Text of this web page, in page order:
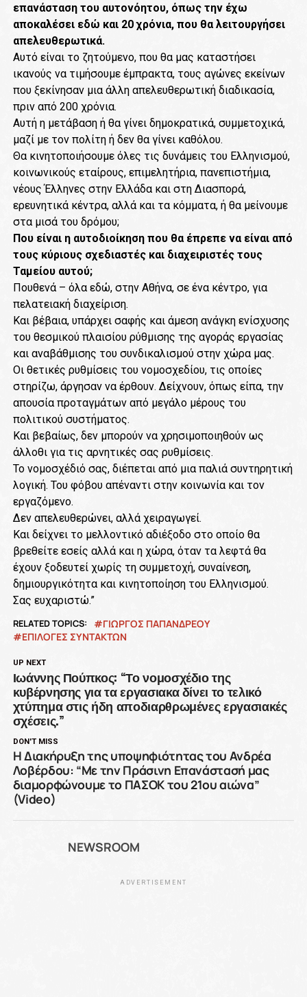
επανάσταση του αυτονόητου, όπως την έχω
αποκαλέσει εδώ και 20 χρόνια, που θα λειτουργήσει
απελευθερωτικά.
Αυτό είναι το ζητούμενο, που θα μας καταστήσει
ικανούς να τιμήσουμε έμπρακτα, τους αγώνες εκείνων
που ξεκίνησαν μια άλλη απελευθερωτική διαδικασία,
πριν από 200 χρόνια.
Αυτή η μετάβαση ή θα γίνει δημοκρατικά, συμμετοχικά,
μαζί με τον πολίτη ή δεν θα γίνει καθόλου.
Θα κινητοποιήσουμε όλες τις δυνάμεις του Ελληνισμού,
κοινωνικούς εταίρους, επιμελητήρια, πανεπιστήμια,
νέους Έλληνες στην Ελλάδα και στη Διασπορά,
ερευνητικά κέντρα, αλλά και τα κόμματα, ή θα μείνουμε
στα μισά του δρόμου;
Που είναι η αυτοδιοίκηση που θα έπρεπε να είναι από
τους κύριους σχεδιαστές και διαχειριστές τους
Ταμείου αυτού;
Πουθενά – όλα εδώ, στην Αθήνα, σε ένα κέντρο, για
πελατειακή διαχείριση.
Και βέβαια, υπάρχει σαφής και άμεση ανάγκη ενίσχυσης
του θεσμικού πλαισίου ρύθμισης της αγοράς εργασίας
και αναβάθμισης του συνδικαλισμού στην χώρα μας.
Οι θετικές ρυθμίσεις του νομοσχεδίου, τις οποίες
στηρίζω, άργησαν να έρθουν. Δείχνουν, όπως είπα, την
απουσία προταγμάτων από μεγάλο μέρους του
πολιτικού συστήματος.
Και βεβαίως, δεν μπορούν να χρησιμοποιηθούν ως
άλλοθι για τις αρνητικές σας ρυθμίσεις.
Το νομοσχέδιό σας, διέπεται από μια παλιά συντηρητική
λογική. Του φόβου απέναντι στην κοινωνία και τον
εργαζόμενο.
Δεν απελευθερώνει, αλλά χειραγωγεί.
Και δείχνει το μελλοντικό αδιέξοδο στο οποίο θα
βρεθείτε εσείς αλλά και η χώρα, όταν τα λεφτά θα
έχουν ξοδευτεί χωρίς τη συμμετοχή, συναίνεση,
δημιουργικότητα και κινητοποίηση του Ελληνισμού.
Σας ευχαριστώ.”
RELATED TOPICS:
ΓΙΩΡΓΟΣ ΠΑΠΑΝΔΡΕΟΥ
ΕΠΙΛΟΓΕΣ ΣΥΝΤΑΚΤΩΝ
UP NEXT
Ιωάννης Πούπκος: “Το νομοσχέδιο της
κυβέρνησης για τα εργασιακα δίνει το τελικό
χτύπημα στις ήδη αποδιαρθρωμένες εργασιακές
σχέσεις.”
DON'T MISS
Η Διακήρυξη της υποψηφιότητας του Ανδρέα
Λοβέρδου: “Με την Πράσινη Επανάστασή μας
διαμορφώνουμε το ΠΑΣΟΚ του 21ου αιώνα”
(Video)
NEWSROOM
ADVERTISEMENT